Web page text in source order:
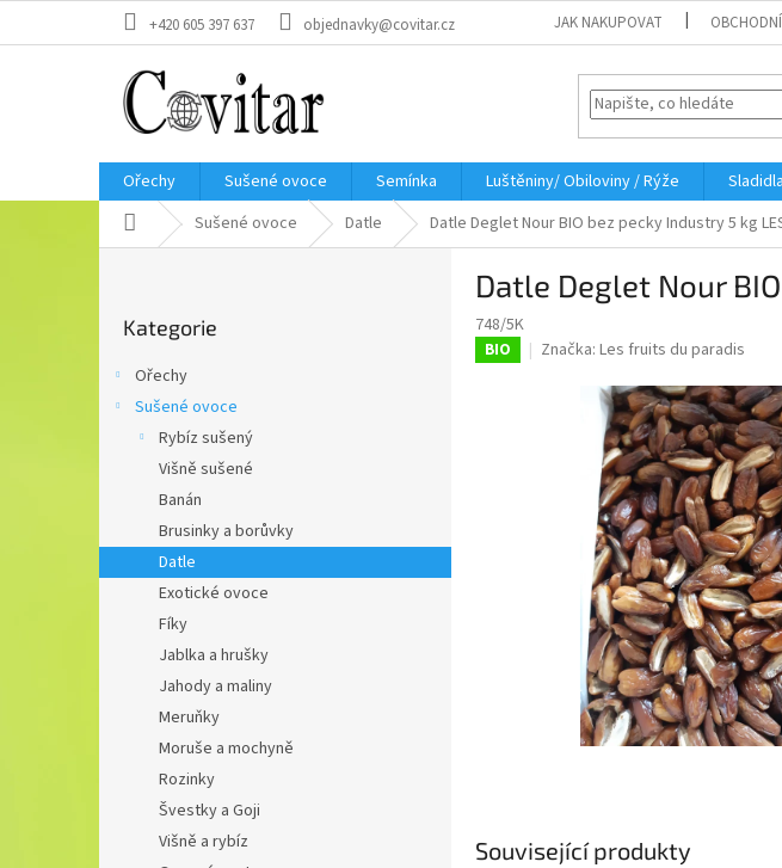
+420 605 397 637 objednavky@covitar.cz JAK NAKUPOVAT
Ořechy Sušené ovoce Semínka Luštěniny/ Obiloviny / Rýže Sladidla
Domů Sušené ovoce Datle Datle Deglet Nour BIO bez pecky Industry 5 kg LES
n
e
kategorie
Kategorie
Ořechy
Sušené ovoce
Rybíz sušený
Višně sušené
Banán
Brusinky a borůvky
Datle
Exotické ovoce
Fíky
Jablka a hrušky
Jahody a maliny
Meruňky
Moruše a mochyně
Rozinky
Švestky a Goji
Višně a rybíz
Datle Deglet Nour
748/5K
BIO Značka: Les fruits du paradis
Související produkty